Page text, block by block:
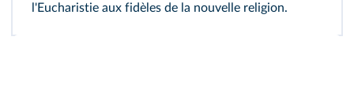
l'Eucharistie aux fidèles de la nouvelle religion.